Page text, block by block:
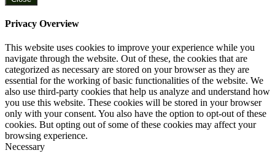
Privacy Overview
This website uses cookies to improve your experience while you
navigate through the website. Out of these, the cookies that are
categorized as necessary are stored on your browser as they are
essential for the working of basic functionalities of the website. We
also use third-party cookies that help us analyze and understand how
you use this website. These cookies will be stored in your browser
only with your consent. You also have the option to opt-out of these
cookies. But opting out of some of these cookies may affect your
browsing experience.
Necessary